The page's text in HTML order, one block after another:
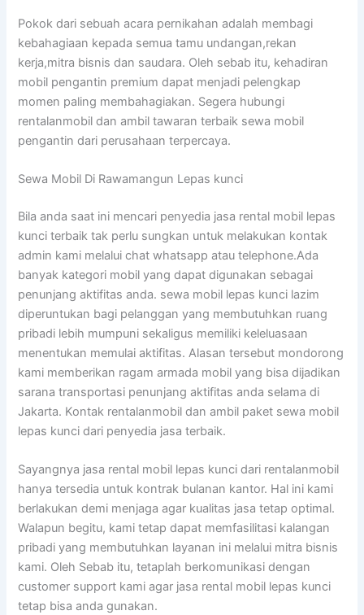
Pokok dari sebuah acara pernikahan adalah membagi
kebahagiaan kepada semua tamu undangan,rekan
kerja,mitra bisnis dan saudara. Oleh sebab itu, kehadiran
mobil pengantin premium dapat menjadi pelengkap
momen paling membahagiakan. Segera hubungi
rentalanmobil dan ambil tawaran terbaik sewa mobil
pengantin dari perusahaan terpercaya.
Sewa Mobil Di Rawamangun Lepas kunci
Bila anda saat ini mencari penyedia jasa rental mobil lepas
kunci terbaik tak perlu sungkan untuk melakukan kontak
admin kami melalui chat whatsapp atau telephone.Ada
banyak kategori mobil yang dapat digunakan sebagai
penunjang aktifitas anda. sewa mobil lepas kunci lazim
diperuntukan bagi pelanggan yang membutuhkan ruang
pribadi lebih mumpuni sekaligus memiliki keleluasaan
menentukan memulai aktifitas. Alasan tersebut mondorong
kami memberikan ragam armada mobil yang bisa dijadikan
sarana transportasi penunjang aktifitas anda selama di
Jakarta. Kontak rentalanmobil dan ambil paket sewa mobil
lepas kunci dari penyedia jasa terbaik.
Sayangnya jasa rental mobil lepas kunci dari rentalanmobil
hanya tersedia untuk kontrak bulanan kantor. Hal ini kami
berlakukan demi menjaga agar kualitas jasa tetap optimal.
Walapun begitu, kami tetap dapat memfasilitasi kalangan
pribadi yang membutuhkan layanan ini melalui mitra bisnis
kami. Oleh Sebab itu, tetaplah berkomunikasi dengan
customer support kami agar jasa rental mobil lepas kunci
tetap bisa anda gunakan.